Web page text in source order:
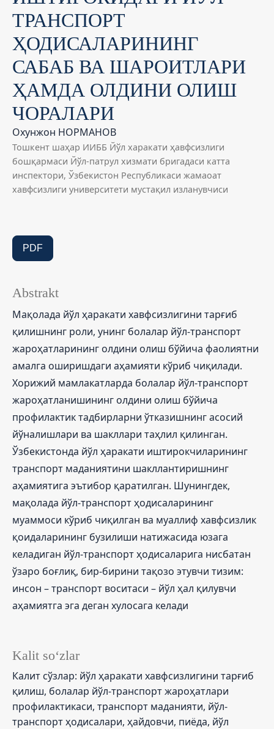
ТРАНСПОРТ
ҲОДИСАЛАРИНИНГ
САБАБ ВА ШАРОИТЛАРИ
ҲАМДА ОЛДИНИ ОЛИШ
ЧОРАЛАРИ
Охунжон НОРМАНОВ
Тошкент шаҳар ИИББ Йўл харакати ҳавфсизлиги
бошқармаси Йўл-патрул хизмати бригадаси катта
инспектори, Ўзбекистон Республикаси жамаоат
хавфсизлиги университети мустақил изланувчиси
PDF
Kalit so‘zlar
Калит сўзлар: йўл ҳаракати хавфсизлигини тарғиб
қилиш, болалар йўл-транспорт жароҳатлари
профилактикаси, транспорт маданияти, йўл-
транспорт ҳодисалари, ҳайдовчи, пиёда, йўл
Abstrakt
Мақолада йўл ҳаракати хавфсизлигини тарғиб
қилишнинг роли, унинг болалар йўл-транспорт
жароҳатларининг олдини олиш бўйича фаолиятни
амалга оширишдаги аҳамияти кўриб чиқилади.
Хорижий мамлакатларда болалар йўл-транспорт
жароҳатланишининг олдини олиш бўйича
профилактик тадбирларни ўтказишнинг асосий
йўналишлари ва шакллари таҳлил қилинган.
Ўзбекистонда йўл ҳаракати иштирокчиларининг
транспорт маданиятини шакллантиришнинг
аҳамиятига эътибор қаратилган. Шунингдек,
мақолада йўл-транспорт ҳодисаларининг
муаммоси кўриб чиқилган ва муаллиф хавфсизлик
қоидаларининг бузилиши натижасида юзага
келадиган йўл-транспорт ҳодисаларига нисбатан
ўзаро боғлиқ, бир-бирини тақозо этувчи тизим:
инсон – транспорт воситаси – йўл ҳал қилувчи
аҳамиятга эга деган хулосага келади